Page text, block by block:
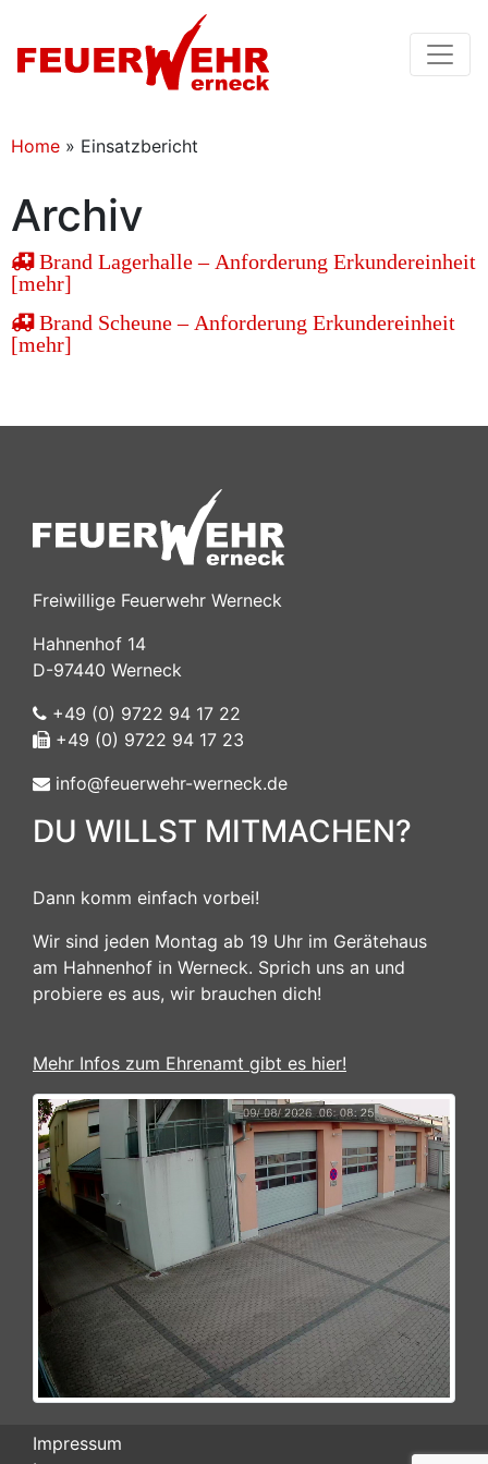
Home » Einsatzbericht
Archiv
Brand Lagerhalle – Anforderung Erkundereinheit
[mehr]
Brand Scheune – Anforderung Erkundereinheit
[mehr]
Freiwillige Feuerwehr Werneck
Hahnenhof 14
D-97440 Werneck
+49 (0) 9722 94 17 22
+49 (0) 9722 94 17 23
info@feuerwehr-werneck.de
DU WILLST MITMACHEN?
Dann komm einfach vorbei!
Wir sind jeden Montag ab 19 Uhr im Gerätehaus
am Hahnenhof in Werneck. Sprich uns an und
probiere es aus, wir brauchen dich!
Mehr Infos zum Ehrenamt gibt es hier!
Impressum